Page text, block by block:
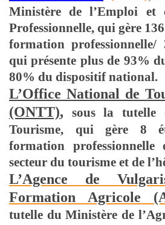
Ministère de l’Emploi et
Professionnelle, qui gère
formation professionnelle/
qui présente plus de 93%
80% du dispositif national.
L’Office National de
(ONTT), sous la tutelle
Tourisme, qui gère 8
formation professionnelle
secteur du tourisme et de
L’Agence de
Formation Agricole
tutelle du Ministère de